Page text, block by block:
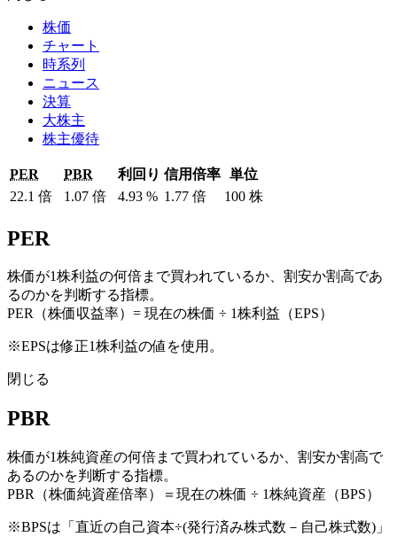
株価
チャート
時系列
ニュース
決算
大株主
株主優待
PER PBR 利回り 信用倍率 単位
22.1 倍 1.07 倍 4.93 % 1.77 倍 100 株
PER
株価が1株利益の何倍まで買われているか、割安か割高であ
るのかを判断する指標。
PER（株価収益率）= 現在の株価 ÷ 1株利益（EPS）
※EPSは修正1株利益の値を使用。
閉じる
PBR
株価が1株純資産の何倍まで買われているか、割安か割高で
あるのかを判断する指標。
PBR（株価純資産倍率）＝現在の株価 ÷ 1株純資産（BPS）
※BPSは「直近の自己資本÷(発行済み株式数－自己株式数)」